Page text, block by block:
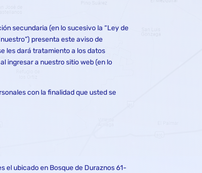
secundaria (en lo sucesivo la “Ley de
presenta este aviso de
les dará tratamiento a los datos
ingresar a nuestro sitio web (en lo
con la finalidad que usted se
el ubicado en Bosque de Duraznos 61-